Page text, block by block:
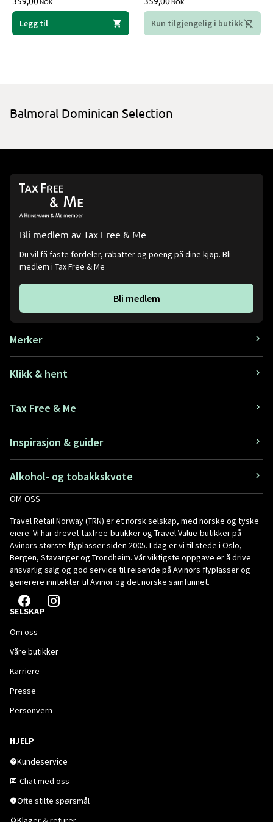
NOK
Legg til
NOK
Kun tilgjengelig i butikk
Balmoral Dominican Selection
Bli medlem av Tax Free & Me
Du vil få faste fordeler, rabatter og poeng på dine kjøp. Bli
medlem i Tax Free & Me
Bli medlem
Merker
Klikk & hent
Tax Free & Me
Inspirasjon & guider
Alkohol- og tobakkskvote
OM OSS
Travel Retail Norway (TRN) er et norsk selskap, med norske og tyske
eiere. Vi har drevet taxfree-butikker og Travel Value-butikker på
Avinors største flyplasser siden 2005. I dag er vi til stede i Oslo,
Bergen, Stavanger og Trondheim. Vår viktigste oppgave er å drive
ansvarlig salg og god service til reisende på Avinors flyplasser og
generere inntekter til Avinor og det norske samfunnet.
SELSKAP
Om oss
Våre butikker
Karriere
Presse
Personvern
HJELP
Kundeservice
Chat med oss
Ofte stilte spørsmål